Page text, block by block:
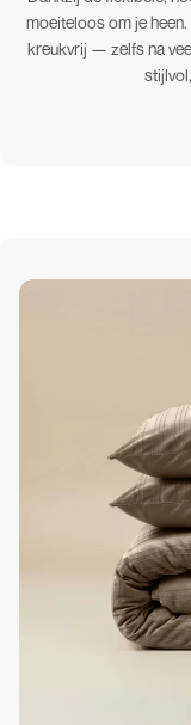
moeiteloos om je
kreukvrij — zelfs na